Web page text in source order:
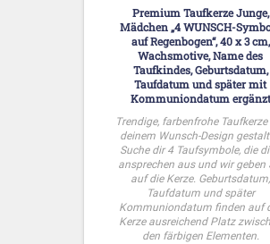
Premium Taufkerze Junge,
Mädchen „4 WUNSCH-
auf Regenbogen“, 40 x 3 cm,
Wachsmotive, Name des
Taufkindes, Geburtsdatum,
Taufdatum und später mit
Kommuniondatum ergänzt
Trendige, farbenfrohe
deinem Wunsch-Design
Suche dir 4 Taufsymbole, die
ansprechen aus und wir geben
auf die Kerze. Geburtsdatum,
Taufdatum und später
Kommuniondatum finden auf
Kerze ausreichend Platz
den färbigen Elementen.